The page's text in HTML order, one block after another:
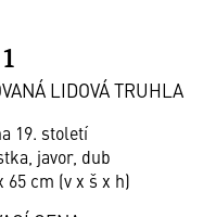
LIDOVÁ TRUHLA
19. století
javor, dub
65 cm (v x š x h)